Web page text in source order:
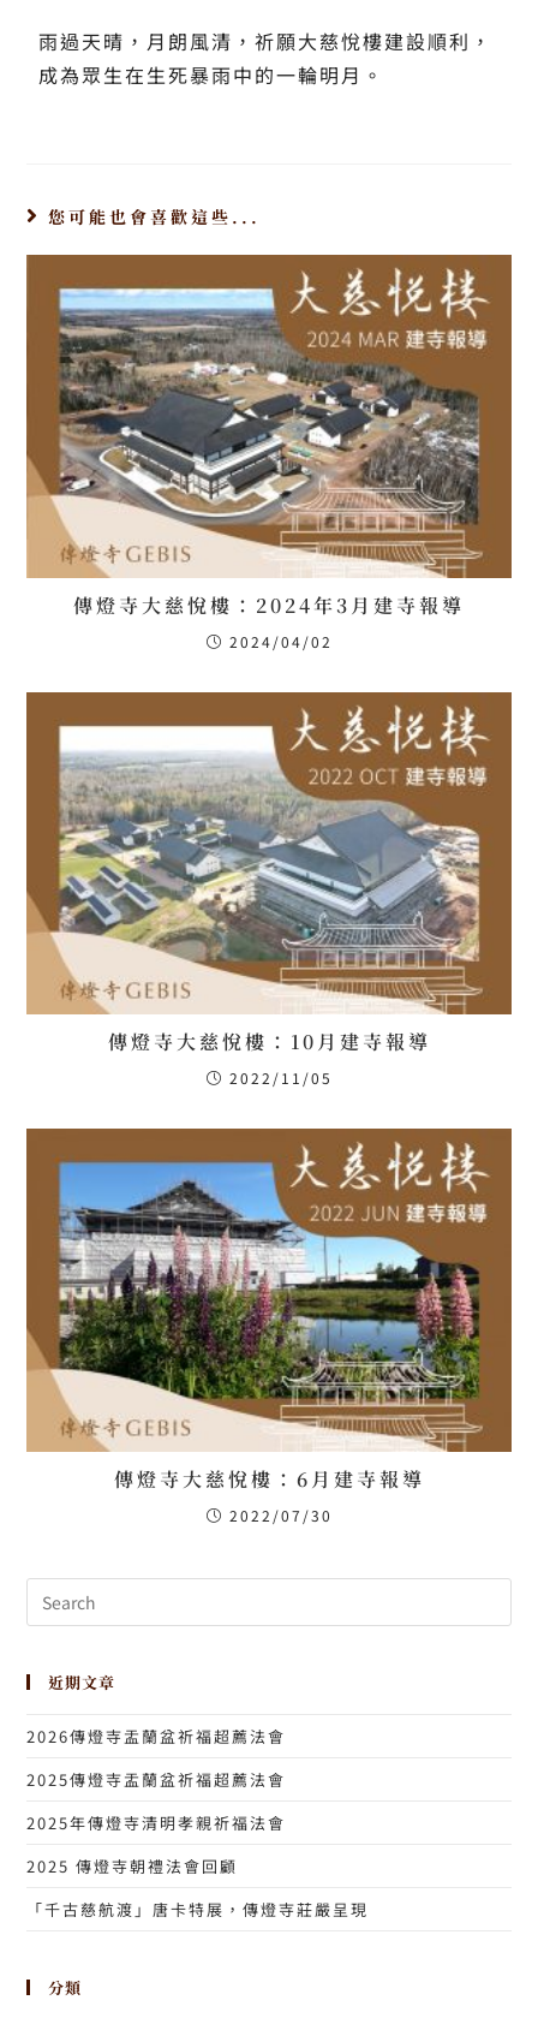
雨過天晴，月朗風清，祈願大慈悅樓建設順利，
成為眾生在生死暴雨中的一輪明月。
您可能也會喜歡這些...
傳燈寺大慈悅樓：2024年3月建寺報導
2024/04/02
傳燈寺大慈悅樓：10月建寺報導
2022/11/05
傳燈寺大慈悅樓：6月建寺報導
2022/07/30
近期文章
2026傳燈寺盂蘭盆祈福超薦法會
2025傳燈寺盂蘭盆祈福超薦法會
2025年傳燈寺清明孝親祈福法會
2025 傳燈寺朝禮法會回顧
「千古慈航渡」唐卡特展，傳燈寺莊嚴呈現
分類